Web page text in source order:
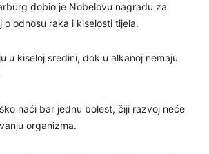
dobio je Nobelovu nagradu za
o odnosu raka i kiselosti tijela.
u kiseloj sredini, dok u alkanoj nemaju
naći bar jednu bolest, čiji razvoj neće
organizma.